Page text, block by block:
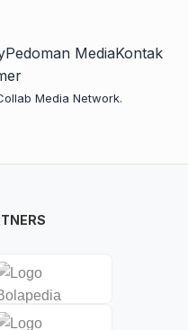
Pedoman MediaKontak
Media Network.